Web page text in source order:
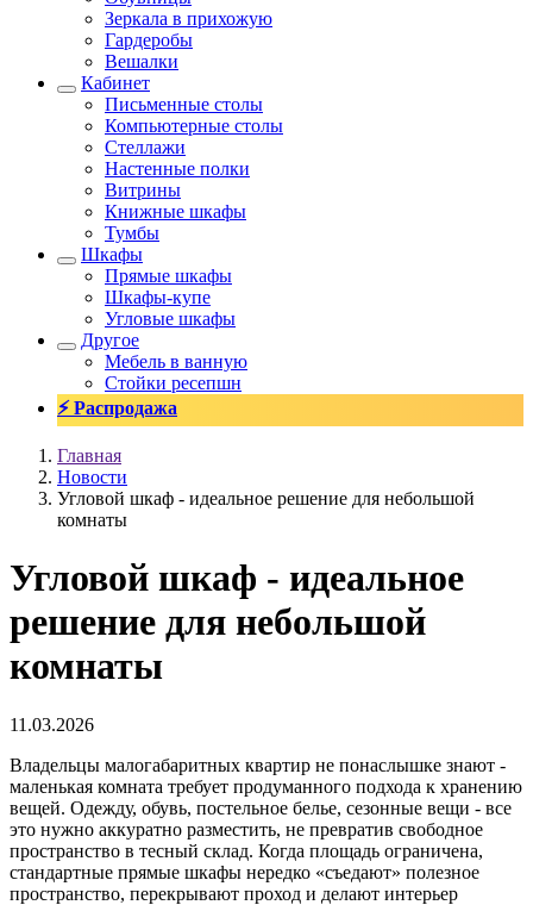
Зеркала в прихожую
Гардеробы
Вешалки
Кабинет
Письменные столы
Компьютерные столы
Стеллажи
Настенные полки
Витрины
Книжные шкафы
Тумбы
Шкафы
Прямые шкафы
Шкафы-купе
Угловые шкафы
Другое
Мебель в ванную
Стойки ресепшн
⚡ Распродажа
Главная
Новости
Угловой шкаф - идеальное решение для небольшой
комнаты
Угловой шкаф - идеальное
решение для небольшой
комнаты
11.03.2026
Владельцы малогабаритных квартир не понаслышке знают -
маленькая комната требует продуманного подхода к хранению
вещей. Одежду, обувь, постельное белье, сезонные вещи - все
это нужно аккуратно разместить, не превратив свободное
пространство в тесный склад. Когда площадь ограничена,
стандартные прямые шкафы нередко «съедают» полезное
пространство, перекрывают проход и делают интерьер